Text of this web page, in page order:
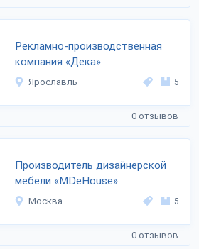
Рекламно-производственная
компания «Дека»
Ярославль 5
0 отзывов
Производитель дизайнерской
мебели «MDeHouse»
Москва 5
0 отзывов